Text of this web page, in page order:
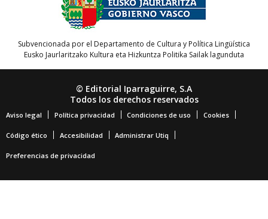
Subvencionada por el Departamento de Cultura y Política Lingüística
Eusko Jaurlaritzako Kultura eta Hizkuntza Politika Sailak lagunduta
© Editorial Iparraguirre, S.A
Todos los derechos reservados
Aviso legal Política privacidad Condiciones de uso Cookies
Código ético Accesibilidad Administrar Utiq
Preferencias de privacidad